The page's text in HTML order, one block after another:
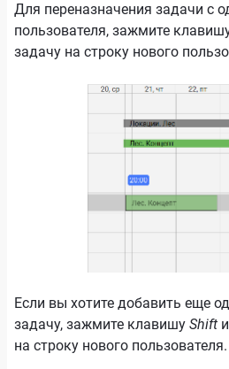
Для переназначения задачи с
пользователя, зажмите
задачу на строку нового
Если вы хотите добавить еще
задачу, зажмите клавишу Shift
на строку нового пользователя.